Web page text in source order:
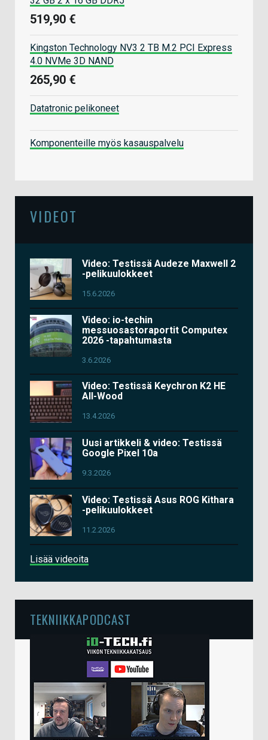
519,90 €
Kingston Technology NV3 2 TB M.2 PCI Express
4.0 NVMe 3D NAND
265,90 €
Datatronic pelikoneet
Komponenteille myös kasauspalvelu
VIDEOT
Video: Testissä Audeze Maxwell 2
-pelikuulokkeet
15.6.2026
Video: io-techin
messuosastoraportit Computex
2026 -tapahtumasta
3.6.2026
Video: Testissä Keychron K2 HE
All-Wood
13.4.2026
Uusi artikkeli & video: Testissä
Google Pixel 10a
9.3.2026
Video: Testissä Asus ROG Kithara
-pelikuulokkeet
11.2.2026
Lisää videoita
TEKNIIKKAPODCAST